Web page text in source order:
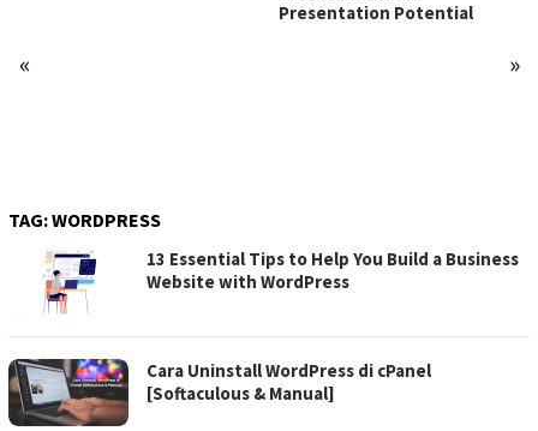
« »
Presentation Potential
TAG:WORDPRESS
13 Essential Tips to Help You Build a Business
Website with WordPress
Cara Uninstall WordPress di cPanel
[Softaculous & Manual]